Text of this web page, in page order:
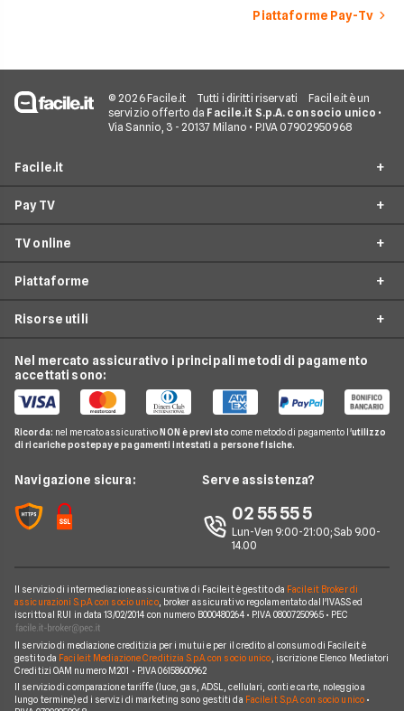
Piattaforme Pay-Tv
© 2026 Facile.it Tutti i diritti riservati
Facile.it è un
servizio offerto da Facile.it S.p.A. con socio unico •
Via Sannio, 3 - 20137 Milano • P.IVA 07902950968
Facile.it
Assicurazioni
Prestiti
Mutui
Conti e Carte
Telefonia Mobile
Pay TV
Noleggio Lungo Termine
News
Chi siamo
Perché scegliere Facile.it
Mappa del sito
Pay TV
Offerte Sky
Offerte Mediaset Premium
TV online
Offerte Now TV
Piattaforme
Mediaset Premium
Netflix
Sky e Fastweb
Sky
Risorse utili
Guida Pay TV
Domande Pay TV
Notizie Pay TV
Argomenti in evidenza Pay TV
Piattaforme Pay TV
Nel mercato assicurativo i principali metodi di pagamento
accettati sono:
Ricorda: nel mercato assicurativo NON è previsto come metodo di pagamento l'utilizzo
di ricariche postepay e pagamenti intestati a persone fisiche.
Navigazione sicura: Serve assistenza?
02 55 55 5
Lun-Ven 9:00-21:00; Sab 9.00-
14.00
Il servizio di intermediazione assicurativa di Facile.it è gestito da Facile.it Broker di
assicurazioni S.p.A. con socio unico, broker assicurativo regolamentato dall'IVASS ed
iscritto al RUI in data 13/02/2014 con numero B000480264 • P.IVA 08007250965 • PEC
Il servizio di mediazione creditizia per i mutui e per il credito al consumo di Facile.it è
gestito da Facile.it Mediazione Creditizia S.p.A. con socio unico , iscrizione Elenco Mediatori
Creditizi OAM numero M201 • P.IVA 06158600962
Il servizio di comparazione tariffe (luce, gas, ADSL, cellulari, conti e carte, noleggio a
lungo termine) ed i servizi di marketing sono gestiti da Facile.it S.p.A. con socio unico•